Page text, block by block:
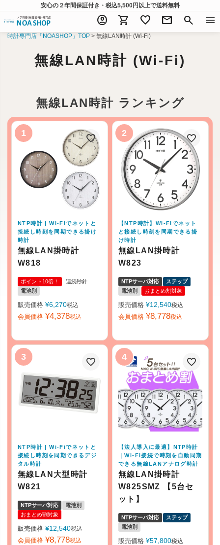
安心の２年間保証付き・税込5,500円以上で送料無料
account_circle shopping_cart favorite mail search menu
時計専門店「NOASHOP」TOP 無線LAN時計 (Wi-Fi)
無線LAN時計 (Wi-Fi)
無線LAN時計 ランキング
NTP時計 | Wi-Fiでネットと
接続し時刻を同期できる掛け
時計
無線LAN掛時計
W818
ポイント10倍！
連続秒針
電池別
販売価格 ¥6,270税込
会員価格 ¥4,378税込
【NTP時計】Wi-Fiでネット
と接続し時刻を同期できる掛
け時計
無線LAN掛時計
W823
NTPサーバ対応
ステップ
電池別
おまとめ割対象
販売価格 ¥12,540税込
会員価格 ¥8,778税込
NTP時計 | Wi-Fiでネットと
接続し時刻を同期できるデジ
タル時計
無線LAN大型時計
W821
NTPサーバ対応
電池別
おまとめ割対象
販売価格 ¥12,540税込
会員価格 ¥8,778税込
【法人導入に最適】NTP時計
｜Wi-Fi接続で時刻を自動同期
できる無線LANアナログ時計
無線LAN掛時計
W825SMZ 【5台セ
ット】
NTPサーバ対応
ステップ
電池別
販売価格 ¥57,800税込